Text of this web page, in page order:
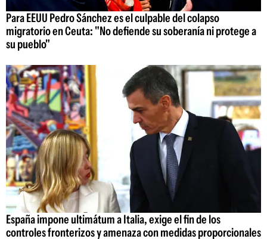
Para EEUU Pedro Sánchez es el culpable del colapso
migratorio en Ceuta: "No defiende su soberanía ni protege a
su pueblo"
España impone ultimátum a Italia, exige el fin de los
controles fronterizos y amenaza con medidas proporcionales